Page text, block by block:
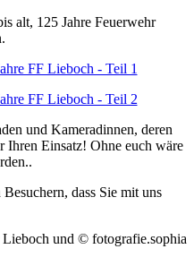
alt, 125 Jahre Feuerwehr
FF Lieboch - Teil 1
FF Lieboch - Teil 2
und Kameradinnen, deren
Ihren Einsatz! Ohne euch wäre
dass Sie mit uns
und © fotografie.sophia